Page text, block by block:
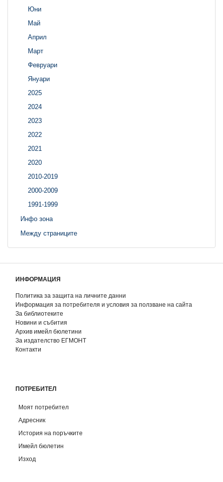
Юни
Май
Април
Март
Февруари
Януари
2025
2024
2023
2022
2021
2020
2010-2019
2000-2009
1991-1999
Инфо зона
Между страниците
ИНФОРМАЦИЯ
Политика за защита на личните данни
Информация за потребителя и условия за ползване на сайта
За библиотеките
Новини и събития
Архив имейл бюлетини
За издателство ЕГМОНТ
Контакти
ПОТРЕБИТЕЛ
Моят потребител
Адресник
История на поръчките
Имейл бюлетин
Изход